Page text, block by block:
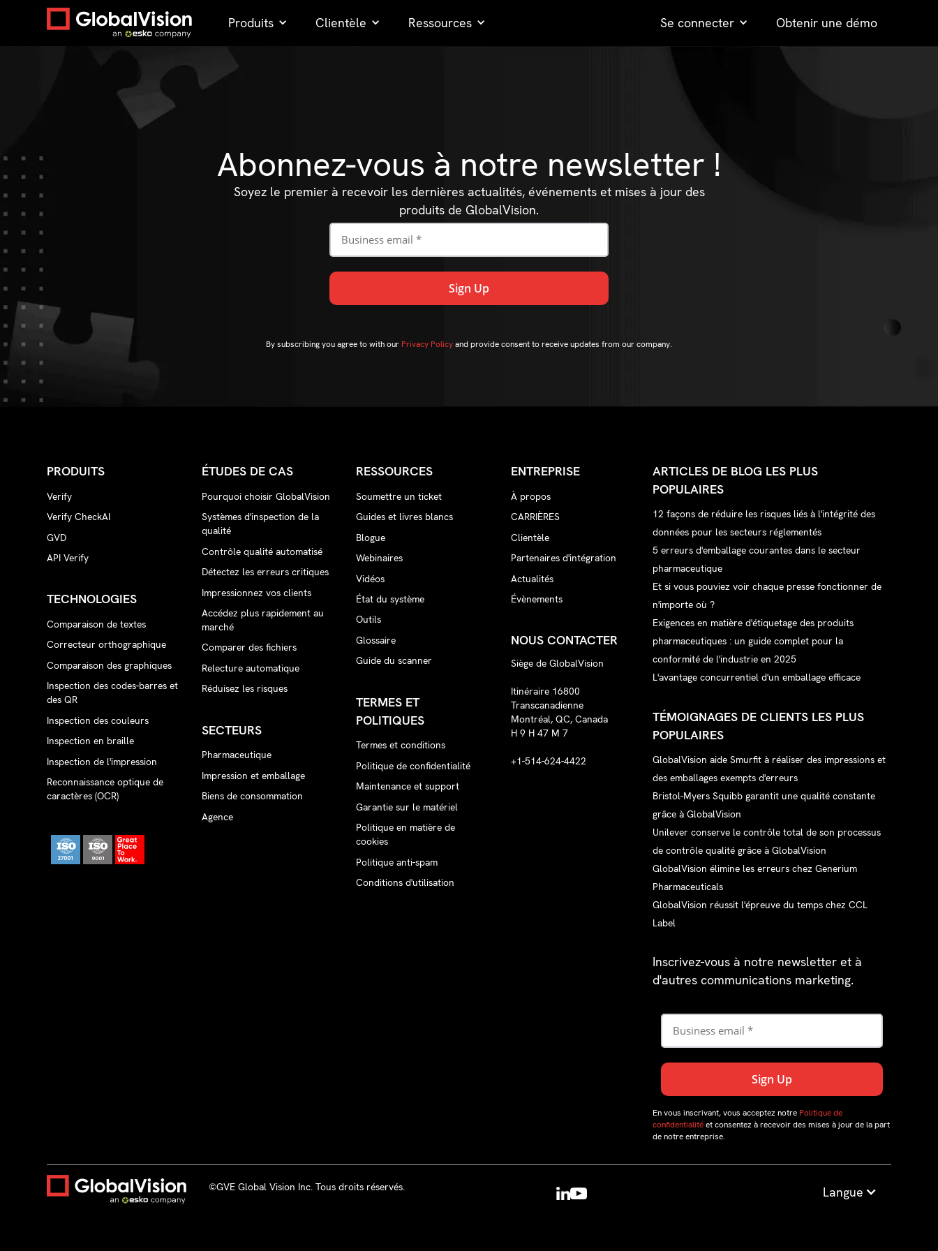
Produits Clientèle Ressources Se connecter Obtenir une démo
Abonnez-vous à notre newsletter !
Soyez le premier à recevoir les dernières actualités, événements et mises à jour des
produits de GlobalVision.
By subscribing you agree to with our Privacy Policyand provide consent to receive updates from our company.
PRODUITS
Verify
Verify CheckAI
GVD
API Verify
TECHNOLOGIES
Comparaison de textes
Correcteur orthographique
Comparaison des graphiques
Inspection des codes-barres et
des QR
Inspection des couleurs
Inspection en braille
Inspection de l'impression
Reconnaissance optique de
caractères (OCR)
ÉTUDES DE CAS
Pourquoi choisir GlobalVision
Systèmes d'inspection de la
qualité
Contrôle qualité automatisé
Détectez les erreurs critiques
Impressionnez vos clients
Accédez plus rapidement au
marché
Comparer des fichiers
Relecture automatique
Réduisez les risques
SECTEURS
Pharmaceutique
Impression et emballage
Biens de consommation
Agence
RESSOURCES
Soumettre un ticket
Guides et livres blancs
Blogue
Webinaires
Vidéos
État du système
Outils
Glossaire
Guide du scanner
TERMES ET
POLITIQUES
Termes et conditions
Politique de confidentialité
Maintenance et support
Garantie sur le matériel
Politique en matière de
cookies
Politique anti-spam
Conditions d'utilisation
ENTREPRISE
À propos
CARRIÈRES
Clientèle
Partenaires d'intégration
Actualités
Évènements
NOUS CONTACTER
Siège de GlobalVision
Itinéraire 16800
Transcanadienne
Montréal, QC, Canada
H 9 H 47 M 7
+1-514-624-4422
ARTICLES DE BLOG LES PLUS
POPULAIRES
12 façons de réduire les risques liés à l'intégrité des
données pour les secteurs réglementés
5 erreurs d'emballage courantes dans le secteur
pharmaceutique
Et si vous pouviez voir chaque presse fonctionner de
n'importe où ?
Exigences en matière d'étiquetage des produits
pharmaceutiques : un guide complet pour la
conformité de l'industrie en 2025
L'avantage concurrentiel d'un emballage efficace
TÉMOIGNAGES DE CLIENTS LES PLUS
POPULAIRES
GlobalVision aide Smurfit à réaliser des impressions et
des emballages exempts d'erreurs
Bristol-Myers Squibb garantit une qualité constante
grâce à GlobalVision
Unilever conserve le contrôle total de son processus
de contrôle qualité grâce à GlobalVision
GlobalVision élimine les erreurs chez Generium
Pharmaceuticals
GlobalVision réussit l'épreuve du temps chez CCL
Label
Inscrivez-vous à notre newsletter et à
d'autres communications marketing.
En vous inscrivant, vous acceptez notre Politique de
confidentialitéet consentez à recevoir des mises à jour de la part
de notre entreprise.
©GVE Global Vision Inc. Tous droits réservés. Langue